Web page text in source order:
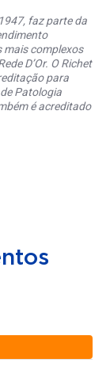
faz parte da
mais complexos
D’Or. O Richet
para
Patologia
é acreditado